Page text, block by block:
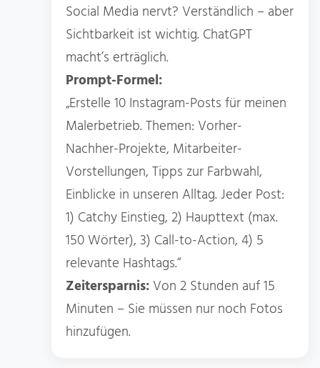
Social Media nervt? Verständlich – aber
Sichtbarkeit ist wichtig. ChatGPT
macht’s erträglich.
Prompt-Formel:
„Erstelle 10 Instagram-Posts für meinen
Malerbetrieb. Themen: Vorher-
Nachher-Projekte, Mitarbeiter-
Vorstellungen, Tipps zur Farbwahl,
Einblicke in unseren Alltag. Jeder Post:
1) Catchy Einstieg, 2) Haupttext (max.
150 Wörter), 3) Call-to-Action, 4) 5
relevante Hashtags.“
Zeitersparnis: Von 2 Stunden auf 15
Minuten – Sie müssen nur noch Fotos
hinzufügen.